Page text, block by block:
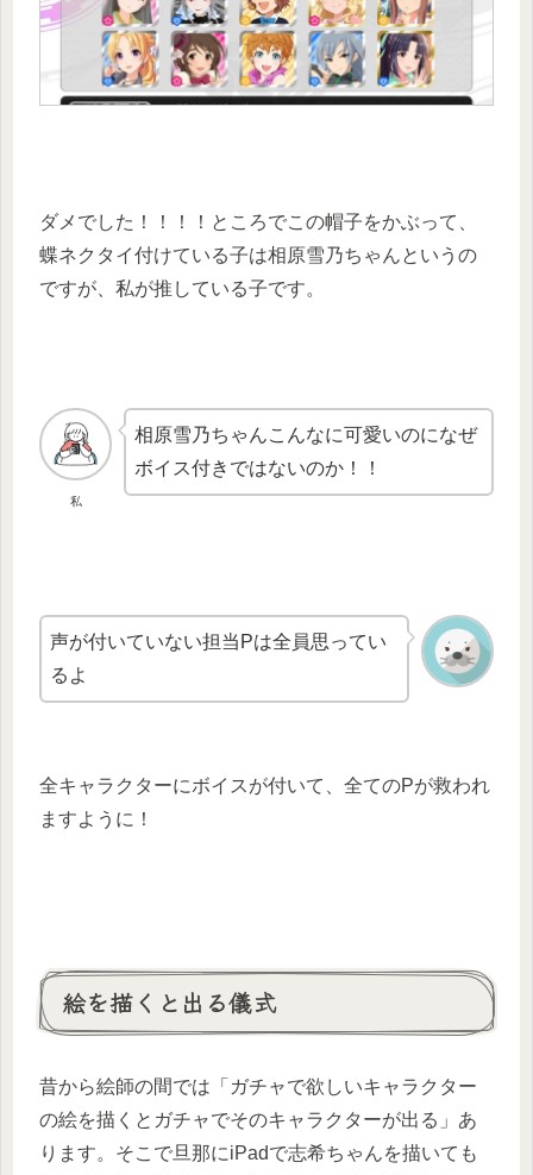
ダメでした！！！！ところでこの帽子をかぶって、
蝶ネクタイ付けている子は相原雪乃ちゃんというの
ですが、私が推している子です。
私
相原雪乃ちゃんこんなに可愛いのになぜ
ボイス付きではないのか！！
声が付いていない担当Pは全員思ってい
るよ
全キャラクターにボイスが付いて、全てのPが救われ
ますように！
絵を描くと出る儀式
昔から絵師の間では「ガチャで欲しいキャラクター
の絵を描くとガチャでそのキャラクターが出る」あ
ります。そこで旦那にiPadで志希ちゃんを描いても